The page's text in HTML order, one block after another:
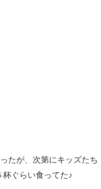
たが、次第にキッズたち
ぐらい食ってた♪